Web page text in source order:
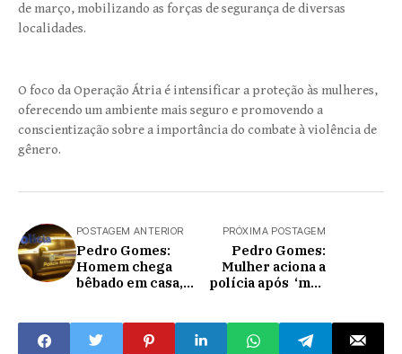
de março, mobilizando as forças de segurança de diversas
localidades.
O foco da Operação Átria é intensificar a proteção às mulheres,
oferecendo um ambiente mais seguro e promovendo a
conscientização sobre a importância do combate à violência de
gênero.
POSTAGEM ANTERIOR
Pedro Gomes:
Homem chega
bêbado em casa,
tudo e ainda bate
nela; termina
PRÓXIMA POSTAGEM
Pedro Gomes:
Mulher aciona a
polícia após ‘mão
pendraives; no
centro